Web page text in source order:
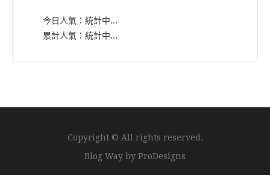
今日人氣： 統計中...
累計人氣： 統計中...
Copyright © All rights reserved.
Blog Way by ProDesigns